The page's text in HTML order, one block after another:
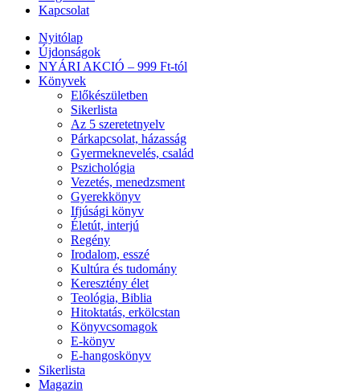
Kapcsolat
Nyitólap
Újdonságok
NYÁRI AKCIÓ – 999 Ft-tól
Könyvek
Előkészületben
Sikerlista
Az 5 szeretetnyelv
Párkapcsolat, házasság
Gyermeknevelés, család
Pszichológia
Vezetés, menedzsment
Gyerekkönyv
Ifjúsági könyv
Életút, interjú
Regény
Irodalom, esszé
Kultúra és tudomány
Keresztény élet
Teológia, Biblia
Hitoktatás, erkölcstan
Könyvcsomagok
E-könyv
E-hangoskönyv
Sikerlista
Magazin